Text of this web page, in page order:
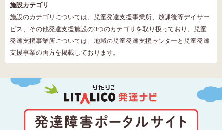
施設カテゴリ
施設のカテゴリについては、児童発達支援事業所、放課後等デイサー
ビス、その他発達支援施設の3つのカテゴリを取り扱っており、児童
発達支援事業所については、地域の児童発達支援センターと児童発達
支援事業の両方を掲載しております。